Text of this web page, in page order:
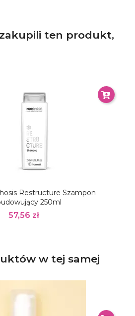
ten produkt,
Restructure Szampon
250ml
57,56 zł
w tej samej